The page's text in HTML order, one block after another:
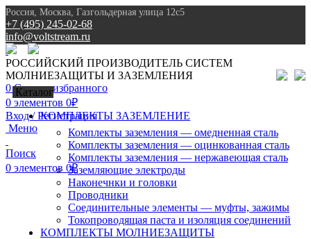
Россия, Москва, Газгольдерная улица 12с5
+7 (495) 245-02-68
info@voltstream.ru
8 (495) 245-02-68
РОССИЙСКИЙ ПРОИЗВОДИТЕЛЬ СИСТЕМ
МОЛНИЕЗАЩИТЫ И ЗАЗЕМЛЕНИЯ
0Список избранного
0 элементов 0₽
Вход / Регистрация
Меню
Поиск
0 элементов 0₽
Каталог
КОМПЛЕКТЫ ЗАЗЕМЛЕНИЕ
Комплекты заземления — омедненная сталь
Комплекты заземления — оцинкованная сталь
Комплекты заземления — нержавеющая сталь
Заземляющие электроды
Наконечнки и головки
Проводники
Соединительные элементы — муфты, зажимы
Токопроводящая паста и изоляция соединений
КОМПЛЕКТЫ МОЛНИЕЗАЩИТЫ